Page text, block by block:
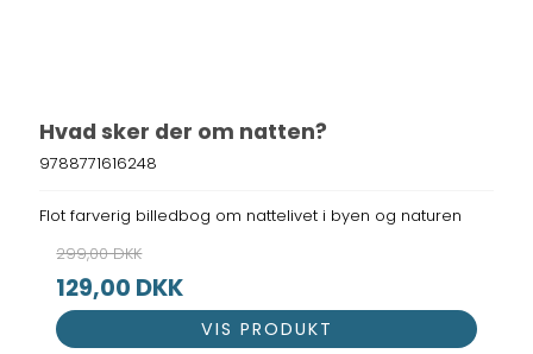
Hvad sker der om natten?
9788771616248
Flot farverig billedbog om nattelivet i byen og naturen
299,00 DKK
129,00 DKK
VIS PRODUKT